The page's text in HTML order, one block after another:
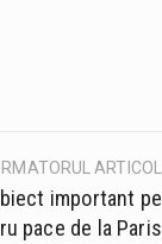
ARTICOL
important pe
pace de la Paris